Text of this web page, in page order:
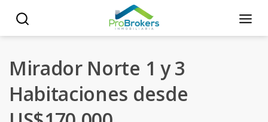
Mirador Norte 1 y 3
Habitaciones desde